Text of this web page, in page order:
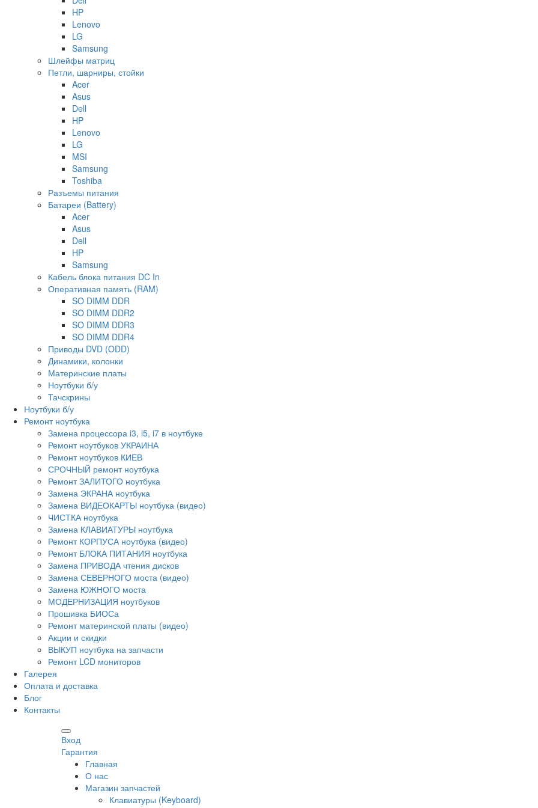
HP
Lenovo
LG
Samsung
Шлейфы матриц
Петли, шарниры, стойки
Acer
Asus
Dell
HP
Lenovo
LG
MSI
Samsung
Toshiba
Разъемы питания
Батареи (Battery)
Acer
Asus
Dell
HP
Samsung
Кабель блока питания DC In
Оперативная память (RAM)
SO DIMM DDR
SO DIMM DDR2
SO DIMM DDR3
SO DIMM DDR4
Приводы DVD (ODD)
Динамики, колонки
Материнские платы
Ноутбуки б/у
Тачскрины
Ноутбуки б/у
Ремонт ноутбука
Замена процессора i3, i5, i7 в ноутбуке
Ремонт ноутбуков УКРАИНА
Ремонт ноутбуков КИЕВ
СРОЧНЫЙ ремонт ноутбука
Ремонт ЗАЛИТОГО ноутбука
Замена ЭКРАНА ноутбука
Замена ВИДЕОКАРТЫ ноутбука (видео)
ЧИСТКА ноутбука
Замена КЛАВИАТУРЫ ноутбука
Ремонт КОРПУСА ноутбука (видео)
Ремонт БЛОКА ПИТАНИЯ ноутбука
Замена ПРИВОДА чтения дисков
Замена СЕВЕРНОГО моста (видео)
Замена ЮЖНОГО моста
МОДЕРНИЗАЦИЯ ноутбуков
Прошивка БИОСа
Ремонт материнской платы (видео)
Акции и скидки
ВЫКУП ноутбука на запчасти
Ремонт LCD мониторов
Галерея
Оплата и доставка
Блог
Контакты
Вход
Гарантия
Главная
О нас
Магазин запчастей
Клавиатуры (Keyboard)